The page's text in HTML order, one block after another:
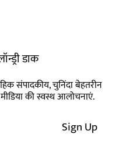
डाक
संपादकीय, चुनिंदा बेहतरीन
मीडिया की स्वस्थ आलोचनाएं.
Sign Up